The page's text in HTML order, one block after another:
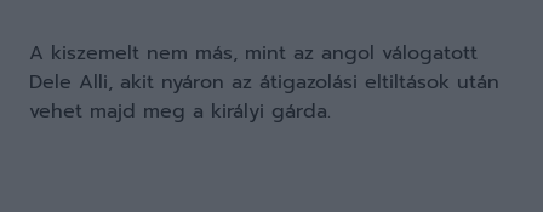
A kiszemelt nem más, mint az angol válogatott
Dele Alli, akit nyáron az átigazolási eltiltások után
vehet majd meg a királyi gárda.